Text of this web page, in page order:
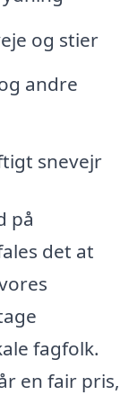
og stier
andre
snevejr
på
det at
fagfolk.
en fair pris,